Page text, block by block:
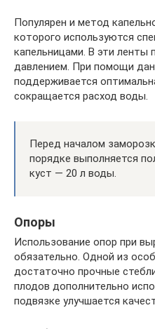
Популярен и метод
которого используются
капельницами. В эти ленты
давлением. При помощи
поддерживается
сокращается расход воды.
Перед началом
порядке выполняется
куст — 20 л воды.
Опоры
Использование опор при
обязательно. Одной из
достаточно прочные
плодов дополнительно
подвязке улучшается